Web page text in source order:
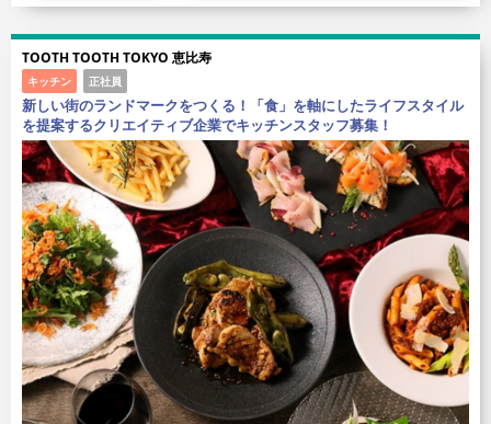
を提案するクリエイティブ企業でキッチンスタッフ募集！
研修制度あり 社保完備 週休2日
業態 イタリアン ・レストラン・ダイニング